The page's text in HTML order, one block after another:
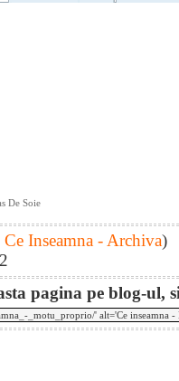
De Soie
Ce Inseamna - Archiva)
pagina pe blog-ul,